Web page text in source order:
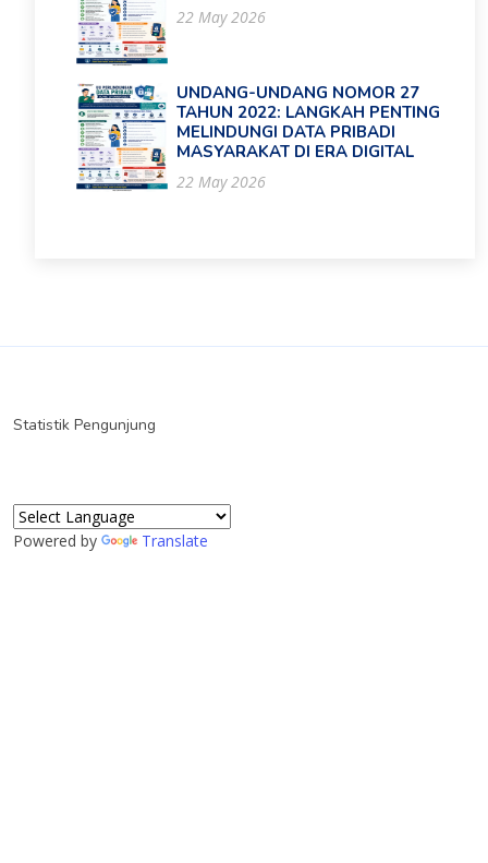
22 May 2026
UNDANG-UNDANG NOMOR 27
TAHUN 2022: LANGKAH PENTING
MELINDUNGI DATA PRIBADI
MASYARAKAT DI ERA DIGITAL
22 May 2026
Statistik Pengunjung
Powered by Translate